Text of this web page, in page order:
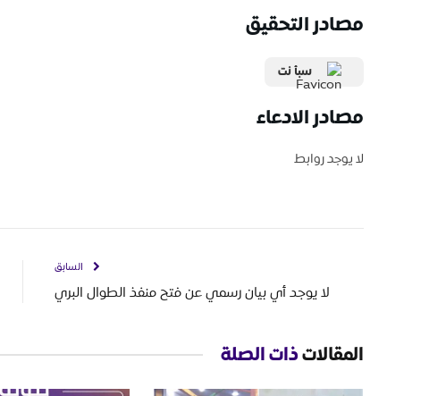
مصادر التحقيق
سبأ نت
مصادر الادعاء
لا يوجد روابط
السابق
لا يوجد أي بيان رسمي عن فتح منفذ الطوال البري
المقالاتذات الصلة